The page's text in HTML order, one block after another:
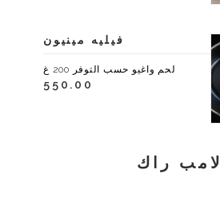
فيليه مينيون
لحم واغيو حسب التوفر 200 غ
550.00
لامب راك